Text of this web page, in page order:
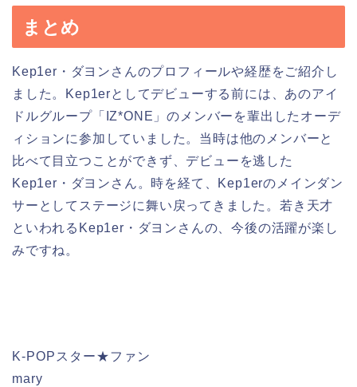
まとめ
Kep1er・ダヨンさんのプロフィールや経歴をご紹介し
ました。Kep1erとしてデビューする前には、あのアイ
ドルグループ「IZ*ONE」のメンバーを輩出したオーデ
ィションに参加していました。当時は他のメンバーと
比べて目立つことができず、デビューを逃した
Kep1er・ダヨンさん。時を経て、Kep1erのメインダン
サーとしてステージに舞い戻ってきました。若き天才
といわれるKep1er・ダヨンさんの、今後の活躍が楽し
みですね。
K-POPスター★ファン
mary